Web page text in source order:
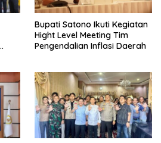
Bupati Satono Ikuti Kegiatan
Hight Level Meeting Tim
Pengendalian Inflasi Daerah